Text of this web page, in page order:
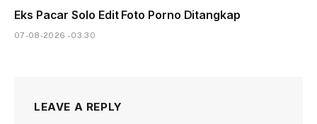
Eks Pacar Solo Edit Foto Porno Ditangkap
07-08-2026 - 03.30
LEAVE A REPLY